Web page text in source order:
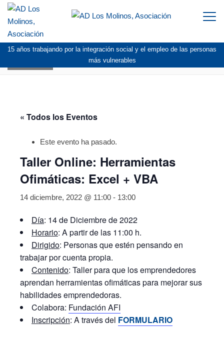
15 años trabajando por la integración social y el empleo de las personas
más vulnerables
« Todos los Eventos
Este evento ha pasado.
Taller Online: Herramientas
Ofimáticas: Excel + VBA
14 diciembre, 2022 @ 11:00 - 13:00
Día: 14 de Diciembre de 2022
Horario: A partir de las 11:00 h.
Dirigido: Personas que estén pensando en
trabajar por cuenta propia.
Contenido: Taller para que los emprendedores
aprendan herramientas ofimáticas para mejorar sus
habilidades emprendedoras.
Colabora: Fundación AFI
Inscripción: A través del FORMULARIO